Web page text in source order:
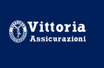
menu
contenuto
footer